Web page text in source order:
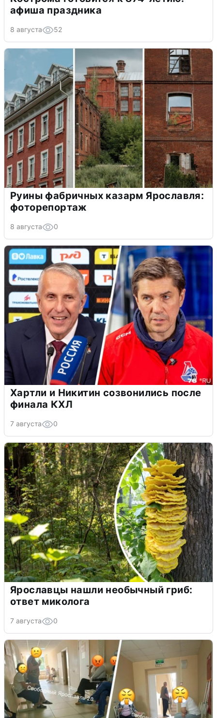
афиша праздника
8 августа 52
Руины фабричных казарм Ярославля:
фоторепортаж
8 августа 0
Хартли и Никитин созвонились после
финала КХЛ
7 августа 0
Ярославцы нашли необычный гриб:
ответ миколога
7 августа 0